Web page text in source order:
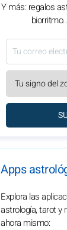
Y más: regalos
Apps
Explora las
astrología, tarot y
ahora mismo: